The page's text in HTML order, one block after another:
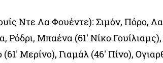
Ντε Λα Φουέντε): Σιμόν, Πόρο,
Ρόδρι, Μπαένα (61′ Νίκο
Μερίνο), Γιαμάλ (46′ Πίνο),